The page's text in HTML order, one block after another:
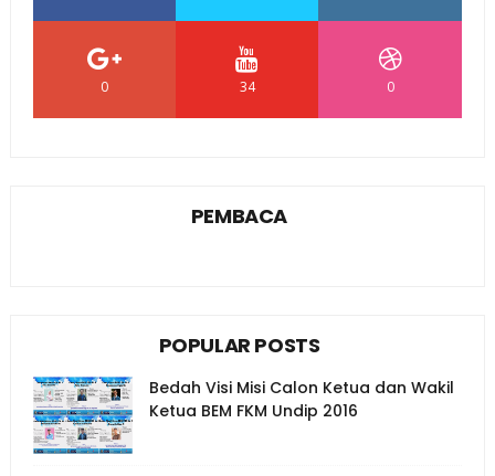
0 34 0
PEMBACA
POPULAR POSTS
Bedah Visi Misi Calon Ketua dan Wakil
Ketua BEM FKM Undip 2016